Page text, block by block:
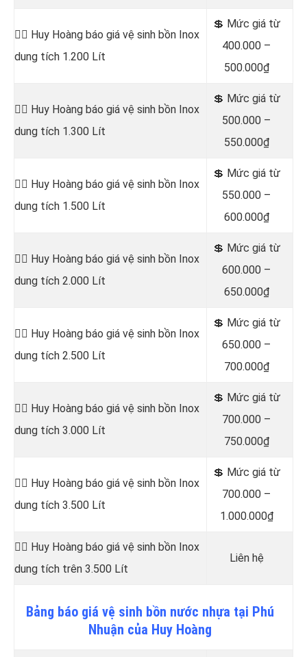
👷‍♂️ Huy Hoàng báo giá vệ sinh bồn Inox
dung tích 1.200 Lít
💲 Mức giá từ
400.000 –
500.000₫
👷‍♂️ Huy Hoàng báo giá vệ sinh bồn Inox
dung tích 1.300 Lít
💲 Mức giá từ
500.000 –
550.000₫
👷‍♂️ Huy Hoàng báo giá vệ sinh bồn Inox
dung tích 1.500 Lít
💲 Mức giá từ
550.000 –
600.000₫
👷‍♂️ Huy Hoàng báo giá vệ sinh bồn Inox
dung tích 2.000 Lít
💲 Mức giá từ
600.000 –
650.000₫
👷‍♂️ Huy Hoàng báo giá vệ sinh bồn Inox
dung tích 2.500 Lít
💲 Mức giá từ
650.000 –
700.000₫
👷‍♂️ Huy Hoàng báo giá vệ sinh bồn Inox
dung tích 3.000 Lít
💲 Mức giá từ
700.000 –
750.000₫
👷‍♂️ Huy Hoàng báo giá vệ sinh bồn Inox
dung tích 3.500 Lít
💲 Mức giá từ
700.000 –
1.000.000₫
👷‍♂️ Huy Hoàng báo giá vệ sinh bồn Inox
dung tích trên 3.500 Lít
Liên hệ
Bảng báo giá vệ sinh bồn nước nhựa tại Phú
Nhuận của Huy Hoàng